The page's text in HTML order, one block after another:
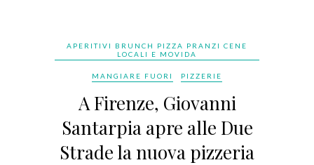
APERITIVI BRUNCH PIZZA PRANZI CENE
LOCALI E MOVIDA
MANGIARE FUORI PIZZERIE
A Firenze, Giovanni
Santarpia apre alle Due
Strade la nuova pizzeria